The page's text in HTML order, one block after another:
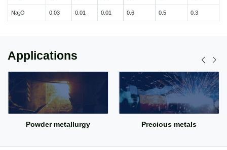
Na2O 0.03 0.01 0.01 0.6 0.5 0.3
Applications
Powder metallurgy Precious metals